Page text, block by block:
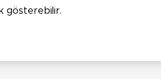
gösterebilir.